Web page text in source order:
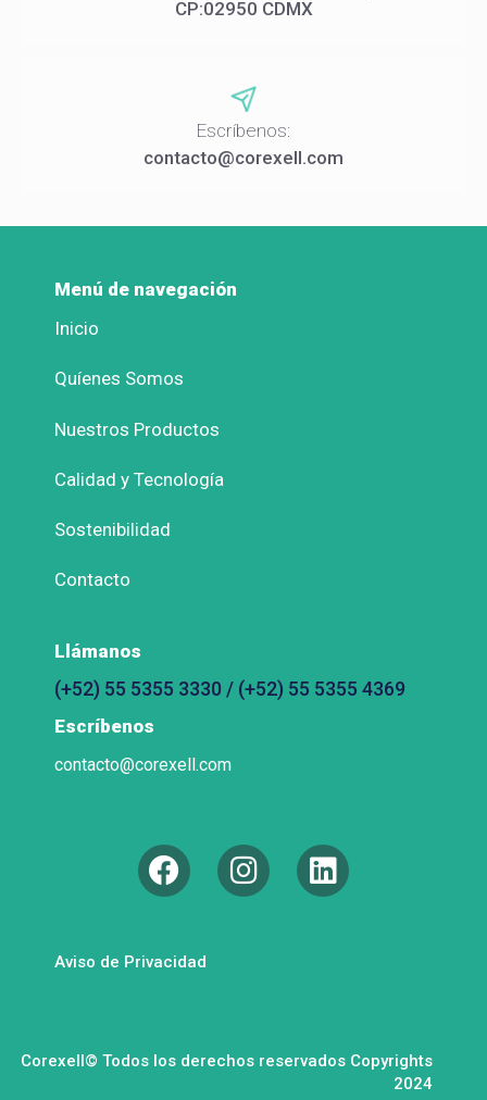
CP:02950 CDMX
Escríbenos:
contacto@corexell.com
Menú de navegación
Inicio
Quíenes Somos
Nuestros Productos
Calidad y Tecnología
Sostenibilidad
Contacto
Llámanos
(+52) 55 5355 3330 / (+52) 55 5355 4369
Escríbenos
contacto@corexell.com
Aviso de Privacidad
Corexell© Todos los derechos reservados Copyrights
2024